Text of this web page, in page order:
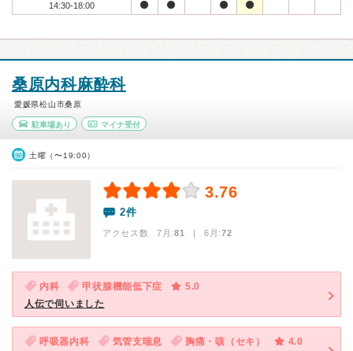
14:30-18:00
桑原内科麻酔科
愛媛県松山市桑原
駐車場あり マイナ受付
土曜（〜19:00）
3.76
2件
アクセス数 7月:81 | 6月:72
内科 甲状腺機能低下症
5.0
人伝で伺いました
呼吸器内科 気管支喘息 胸痛・咳（セキ）
4.0